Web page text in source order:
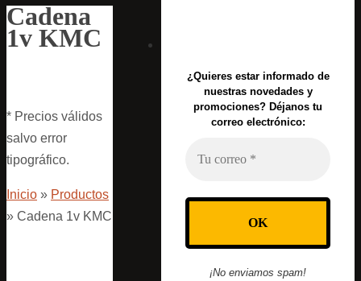
Cadena
1v KMC
* Precios válidos
salvo error
tipográfico.
Inicio » Productos
» Cadena 1v KMC
¿Quieres estar informado de
nuestras novedades y
promociones? Déjanos tu
correo electrónico:
¡No enviamos spam!